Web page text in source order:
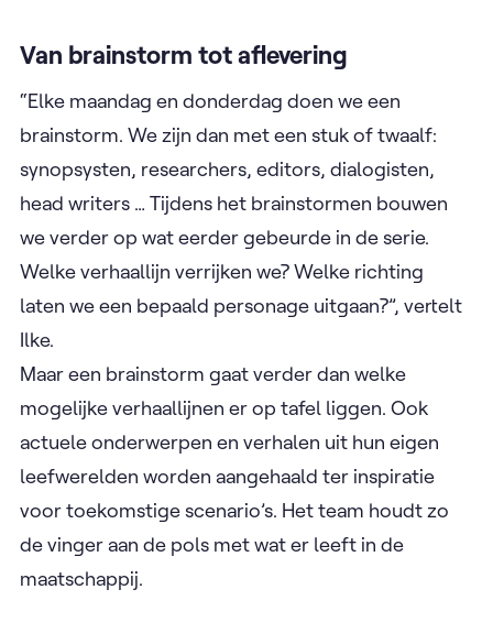
Van brainstorm tot aflevering
“Elke maandag en donderdag doen we een
brainstorm. We zijn dan met een stuk of twaalf:
synopsysten, researchers, editors, dialogisten,
head writers … Tijdens het brainstormen bouwen
we verder op wat eerder gebeurde in de serie.
Welke verhaallijn verrijken we? Welke richting
laten we een bepaald personage uitgaan?”, vertelt
Ilke.
Maar een brainstorm gaat verder dan welke
mogelijke verhaallijnen er op tafel liggen. Ook
actuele onderwerpen en verhalen uit hun eigen
leefwerelden worden aangehaald ter inspiratie
voor toekomstige scenario’s. Het team houdt zo
de vinger aan de pols met wat er leeft in de
maatschappij.